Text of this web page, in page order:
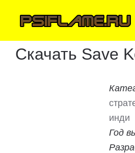
Скачать Save
инди
Год